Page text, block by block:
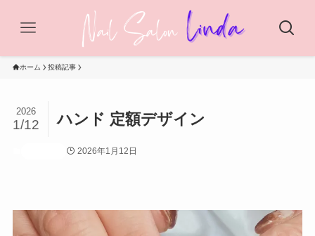
ホーム 投稿記事
ハンド 定額デザイン
2026
1/12
2026年1月12日